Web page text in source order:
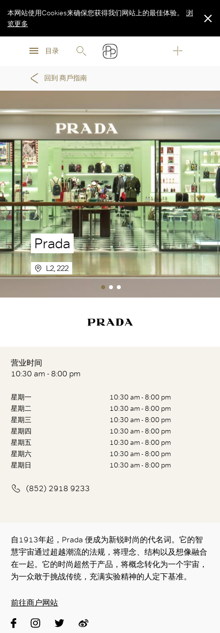
浏
目录
本网站使用Cookies来确保您获得我们网站上的最佳体验。
浏
览更多
回到 商戶指南
Prada
L2, 222
营业时间
10:30 am - 8:00 pm
星期一
10:30 am - 8:00 pm
星期二
10:30 am - 8:00 pm
星期三
10:30 am - 8:00 pm
星期四
10:30 am - 8:00 pm
星期五
10:30 am - 8:00 pm
星期六
10:30 am - 8:00 pm
星期日
10:30 am - 8:00 pm
(852) 2918 9233
自1913年起，Prada 便成为新锐时尚的代名词。它的智
慧宇宙通过超越潮流的法规，将理念、结构以及想像融合
在一起。它的时尚超然于产品，将概念转化为一个宇宙，
为一众敢于挑战传统，充满实验精神的人定下基准。
前往商户网站